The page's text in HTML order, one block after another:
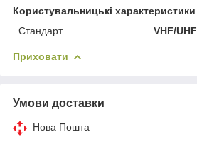
Користувальницькі характеристики
Стандарт
VHF/UHF
Приховати
Умови доставки
Нова Пошта